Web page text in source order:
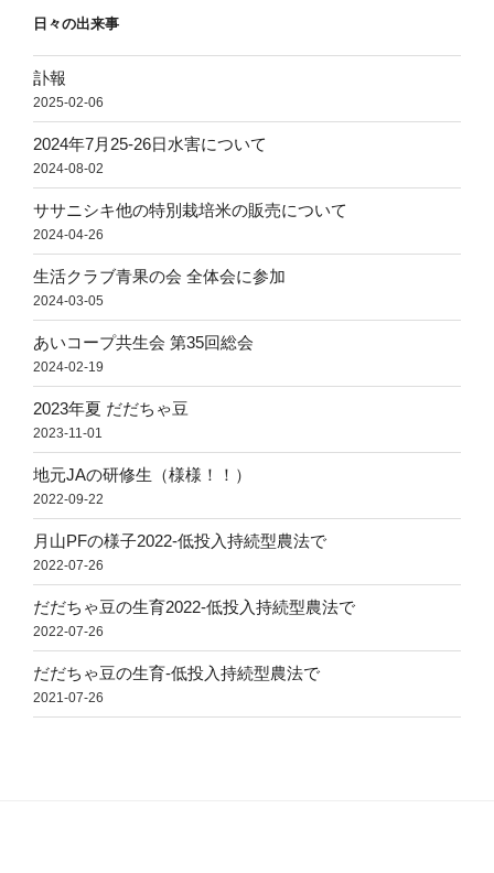
日々の出来事
訃報
2025-02-06
2024年7月25-26日水害について
2024-08-02
ササニシキ他の特別栽培米の販売について
2024-04-26
生活クラブ青果の会 全体会に参加
2024-03-05
あいコープ共生会 第35回総会
2024-02-19
2023年夏 だだちゃ豆
2023-11-01
地元JAの研修生（様様！！）
2022-09-22
月山PFの様子2022-低投入持続型農法で
2022-07-26
だだちゃ豆の生育2022-低投入持続型農法で
2022-07-26
だだちゃ豆の生育-低投入持続型農法で
2021-07-26